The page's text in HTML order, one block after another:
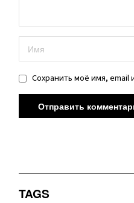
Сохранить моё имя, email
TAGS